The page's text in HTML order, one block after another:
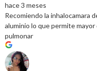
hace 3 meses
Recomiendo la inhalocamara
aluminio lo que permite
pulmonar